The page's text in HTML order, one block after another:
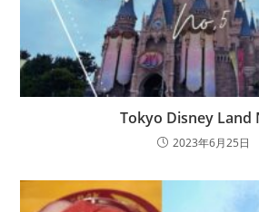
Tokyo Disney Land
2023年6月25日